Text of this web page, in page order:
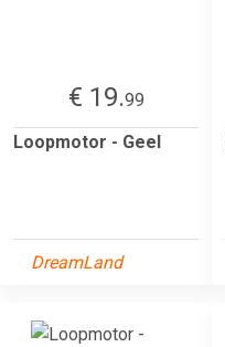
€ 19.99
Loopmotor - Geel
DreamLand